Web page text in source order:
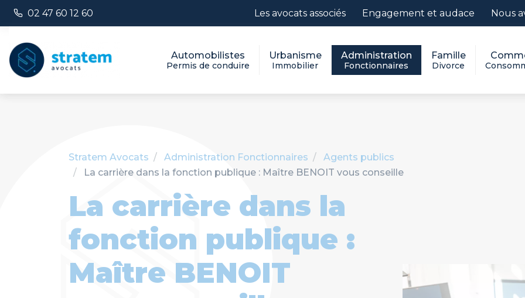
Numéro de téléphone :
02 47 60 12 60 Les avocats associés Engagement et audace Nous
Automobilistes
Permis de conduire
Urbanisme
Immobilier
Administration
Fonctionnaires
Famille
Divorce
Stratem Avocats Administration Fonctionnaires
Agents publics
La carrière dans la fonction publique : Maître BENOIT vous conseille
La carrière dans la
fonction publique :
Maître BENOIT
Panneau de gestion des cookies